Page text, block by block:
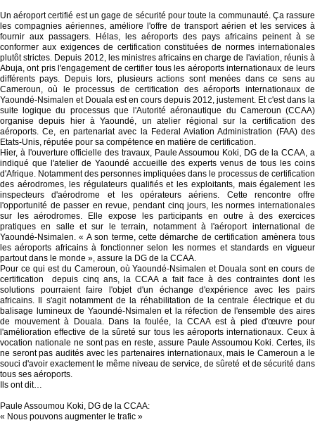
Un aéroport certifié est un gage de sécurité pour toute la communauté. Ça rassure
les compagnies aériennes, améliore l'offre de transport aérien et les services à
fournir aux passagers. Hélas, les aéroports des pays africains peinent à se
conformer aux exigences de certification constituées de normes internationales
plutôt strictes. Depuis 2012, les ministres africains en charge de l'aviation, réunis à
Abuja, ont pris l'engagement de certifier tous les aéroports internationaux de leurs
différents pays. Depuis lors, plusieurs actions sont menées dans ce sens au
Cameroun, où le processus de certification des aéroports internationaux de
Yaoundé-Nsimalen et Douala est en cours depuis 2012, justement. Et c'est dans la
suite logique du processus que l'Autorité aéronautique du Cameroun (CCAA)
organise depuis hier à Yaoundé, un atelier régional sur la certification des
aéroports. Ce, en partenariat avec la Federal Aviation Administration (FAA) des
Etats-Unis, réputée pour sa compétence en matière de certification.
Hier, à l'ouverture officielle des travaux, Paule Assoumou Koki, DG de la CCAA, a
indiqué que l'atelier de Yaoundé accueille des experts venus de tous les coins
d'Afrique. Notamment des personnes impliquées dans le processus de certification
des aérodromes, les régulateurs qualifiés et les exploitants, mais également les
inspecteurs d'aérodrome et les opérateurs aériens. Cette rencontre offre
l'opportunité de passer en revue, pendant cinq jours, les normes internationales
sur les aérodromes. Elle expose les participants en outre à des exercices
pratiques en salle et sur le terrain, notamment à l'aéroport international de
Yaoundé-Nsimalen. « A son terme, cette démarche de certification amènera tous
les aéroports africains à fonctionner selon les normes et standards en vigueur
partout dans le monde », assure la DG de la CCAA.
Pour ce qui est du Cameroun, où Yaoundé-Nsimalen et Douala sont en cours de
certification depuis cinq ans, la CCAA a fait face à des contraintes dont les
solutions pourraient faire l'objet d'un échange d'expérience avec les pairs
africains. Il s'agit notamment de la réhabilitation de la centrale électrique et du
balisage lumineux de Yaoundé-Nsimalen et la réfection de l'ensemble des aires
de mouvement à Douala. Dans la foulée, la CCAA est à pied d'œuvre pour
l'amélioration effective de la sûreté sur tous les aéroports internationaux. Ceux à
vocation nationale ne sont pas en reste, assure Paule Assoumou Koki. Certes, ils
ne seront pas audités avec les partenaires internationaux, mais le Cameroun a le
souci d'avoir exactement le même niveau de service, de sûreté et de sécurité dans
tous ses aéroports.
Ils ont dit…
Paule Assoumou Koki, DG de la CCAA:
« Nous pouvons augmenter le trafic »